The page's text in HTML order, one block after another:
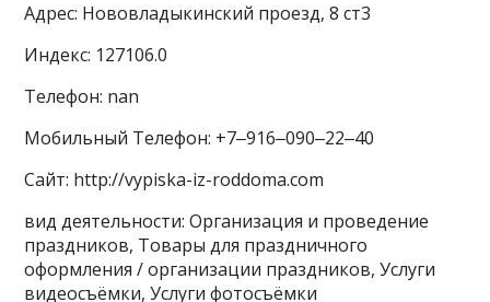
Адрес: Нововладыкинский проезд, 8 ст3
Индекс: 127106.0
Телефон: nan
Мобильный Телефон: +7‒916‒090‒22‒40
Сайт: http://vypiska-iz-roddoma.com
вид деятельности: Организация и проведение
праздников, Товары для праздничного
оформления / организации праздников, Услуги
видеосъёмки, Услуги фотосъёмки